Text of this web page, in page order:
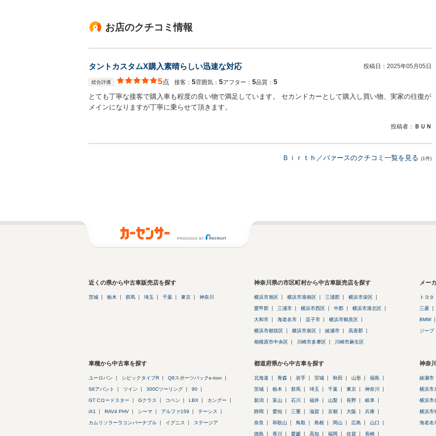
お店のクチコミ情報
タントカスタムX購入素晴らしい迅速な対応 投稿日： 2025年05月05日
総合評価 5点 接客： 5雰囲気： 5アフター： 5品質： 5
とても丁寧な接客で購入車も程度の良い物で満足しています。 セカンドカーとして購入し買い物、実家の往復が
メインになりますが丁寧に乗らせて頂きます。
投稿者： ＢＵＮ
Ｂｉｒｔｈ／バァースのクチコミ一覧を見る (1件)
近くの県から中古車販売店を探す
茨城 栃木 群馬 埼玉 千葉 東京 神奈川
神奈川県の市区町村から中古車販売店を探す
横浜市旭区 横浜市港南区 三浦郡 横浜市栄区
愛甲郡 三浦市 横浜市西区 中郡 横浜市港北区
大和市 海老名市 逗子市 横浜市鶴見区
横浜市都筑区 横浜市泉区 綾瀬市 高座郡
相模原市中央区 川崎市多摩区 川崎市麻生区
メー
トヨタ
三菱
BMW
ジープ
車種から中古車を探す
ユーロバン シビックタイプR Q8スポーツバックe-tron
S6アバント ツイン 300Cツーリング 90
GT Cロードスター Gクラス コペン LBX カングー
iX1 RAV4 PHV シーマ アルファ159 テーシス
カムリソラーラコンバーチブル イグニス ステージア
都道府県から中古車を探す
北海道 青森 岩手 宮城 秋田 山形 福島
茨城 栃木 群馬 埼玉 千葉 東京 神奈川
新潟 富山 石川 福井 山梨 長野 岐阜
静岡 愛知 三重 滋賀 京都 大阪 兵庫
奈良 和歌山 鳥取 島根 岡山 広島 山口
徳島 香川 愛媛 高知 福岡 佐賀 長崎
神奈
綾瀬市
横浜市
横浜市
横浜市
海老名